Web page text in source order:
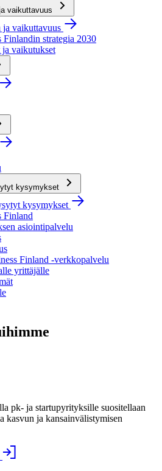
vaikuttavuus
ja vaikuttavuus
Finlandin strategia 2030
ja vaikutukset
kysymykset
kysymykset
Finland
asiointipalvelu
Finland -verkkopalvelu
yrittäjälle
pk- ja startupyrityksille suositellaan
kasvun ja kansainvälistymisen